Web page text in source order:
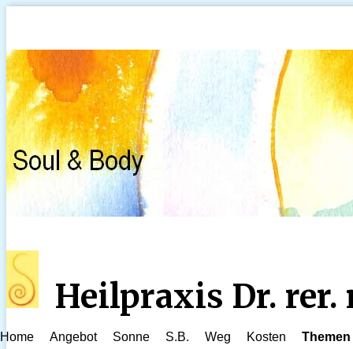
Heilpraxis Dr. rer.
Home Angebot Sonne S.B. Weg Kosten Themen